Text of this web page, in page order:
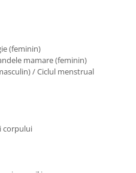
(feminin)
mamare (feminin)
/ Ciclul menstrual
corpului